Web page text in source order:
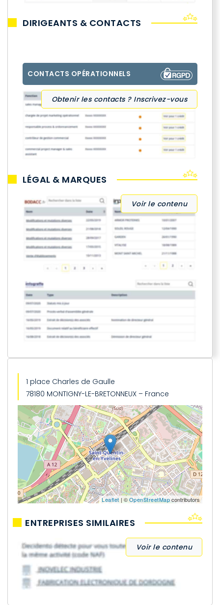
DIRIGEANTS & CONTACTS
CONTACTS OPÉRATIONNELS
Obtenir les contacts ? Inscrivez-vous
LÉGAL & MARQUES
Voir le contenu
1 place Charles de Gaulle
78180 MONTIGNY-LE-BRETONNEUX – France
Leaflet | ©OpenStreetMapcontributors
ENTREPRISES SIMILAIRES
Voir le contenu